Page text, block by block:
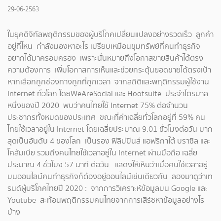
29-06-2563
ในยุคดิจิทัลพฤติกรรมของผู้บริโภคเปลี่ยนแปลงอย่างรวดเร็ว ลูกค้า
อยู่ที่ไหน กำลังมองหาอะไร เปรียบเหมือนขุมทรัพย์ที่คนทำธุรกิจ
อยากได้มาครอบครอง เพราะนั่นหมายถึงโอกาสขายสินค้าได้ตรง
ความต้องการ เพิ่มโอกาสการเห็นและช่วยกระตุ้นยอดขายได้ตรงเป้า
หากเลือกถูกช่องทางถูกที่ถูกเวลา จากสถิติและพฤติกรรมผู้ใช้งาน
Internet ทั่วโลก โดยWeAreSocial และ Hootsuite ประจำไตรมาส
หนึ่งของปี 2020 พบว่าคนไทยใช้ Internet 75% ต่อจำนวน
ประชากรทั้งหมดของประเทศ ขณะที่ค่าเฉลี่ยทั่วโลกอยู่ที่ 59% คน
ไทยใช้เวลาอยู่ใน Internet โดยเฉลี่ยประมาณ 9.01 ชั่วโมงต่อวัน มาก
สุดเป็นอันดับ 4 ของโลก เป็นรอง ฟิลิปปินส์ แอฟริกาใต้ บราซิล และ
โคลัมเบีย รวมถึงคนไทยใช้เวลาอยู่ใน Internet ผ่านมือถือ เฉลี่ย
ประมาณ 4 ชั่วโมง 57 นาที ต่อวัน แสดงให้เห็นว่าเมื่อคนใช้เวลาอยู่
บนออนไลน์คนทำธุรกิจก็ต้องอยู่ออนไลน์เช่นเดียวกัน ลองมาดูว่าเท
รนด์ผู้บริโภคไทยปี 2020 : จากการวิเคราะห์ข้อมูลบน Google และ
Youtube สะท้อนพฤติกรรมคนไทยจากการเสิร์ชหาข้อมูลอย่างไร
บ้าง